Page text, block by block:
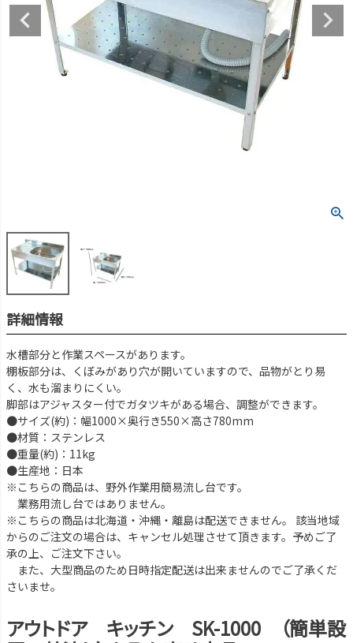
詳細情報
水槽部分と作業スペースがあります。
棚板部分は、くぼみがあり穴が開いていますので、品物がとり易
く、水も溜まりにくい。
脚部はアジャスター付でガタツキがある場合、調整ができます。
●サイズ(約)：幅1000×奥行き550×高さ780mm
●材質：ステンレス
●重量(約)：11kg
●生産地：日本
※こちらの商品は、野外作業用簡易流し台です。
業務用流し台ではありません。
※こちらの商品は北海道・沖縄・離島は配送できません。 該当地域
からのご注文の場合は、キャンセル処理させて頂きます。予めご了
承の上、ご注文下さい。
また、大型商品のため日時指定配送は出来ませんのでご了承くだ
さいませ。
アウトドア キッチン SK-1000 （簡単設